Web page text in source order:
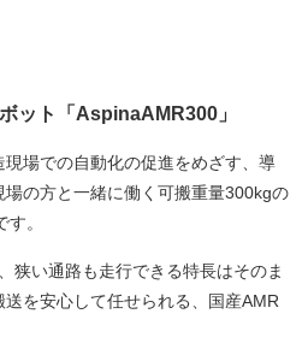
ット「AspinaAMR300」
現場での自動化の促進をめざす、導
場の方と一緒に働く可搬重量300kgの
。
狭い通路も走行できる特長はそのま
を安心して任せられる、国産AMR